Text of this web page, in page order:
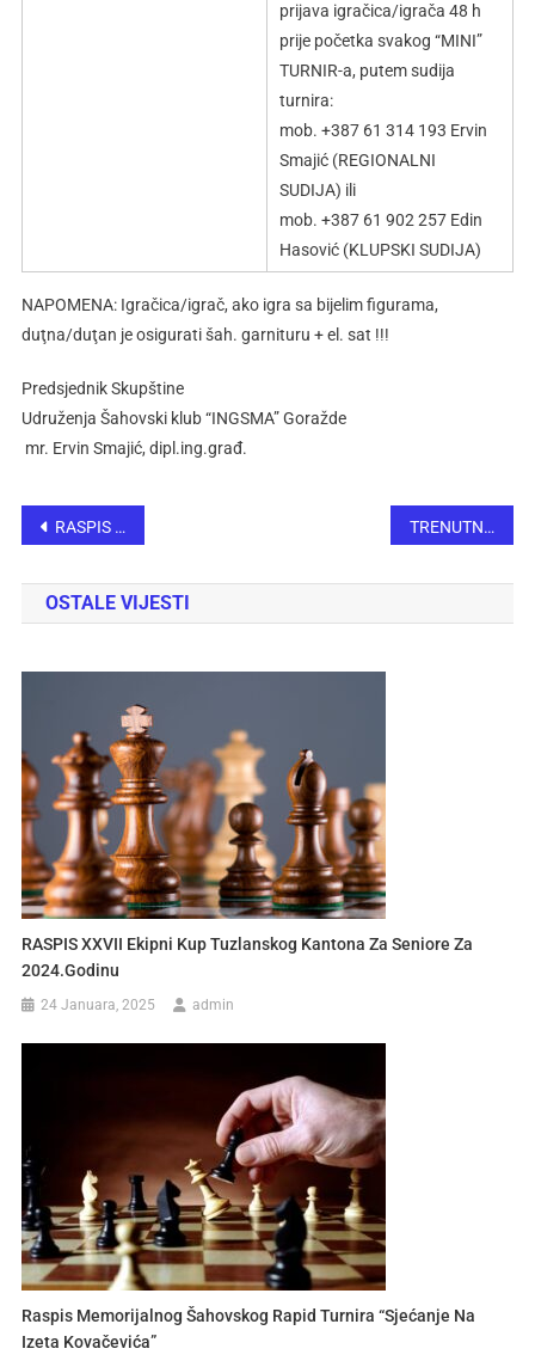
prijava igračica/igrača 48 h
prije početka svakog “MINI”
TURNIR-a, putem sudija
turnira:
mob. +387 61 314 193 Ervin
Smajić (REGIONALNI
SUDIJA) ili
mob. +387 61 902 257 Edin
Hasović (KLUPSKI SUDIJA)
NAPOMENA: Igračica/igrač, ako igra sa bijelim figurama,
duţna/duţan je osigurati šah. garnituru + el. sat !!!
Predsjednik Skupštine
Udruženja Šahovski klub “INGSMA” Goražde
mr. Ervin Smajić, dipl.ing.građ.
RASPIS 1. AMATERSKI BLITZ TURNIR U ŠAHU – INGSMA 2024 TRENUTNI POREDAK 1. GRAND PRIX SERIJE “MINI” TURNIRA U ŠAHU – INGSMA 2024, POSLIJE ODIGRANOG 2. “MINI” TURNIRA (04.05.2024. godine)
OSTALE VIJESTI
RASPIS XXVII Ekipni Kup Tuzlanskog Kantona Za Seniore Za
2024.godinu
24 Januara, 2025 admin
Raspis Memorijalnog Šahovskog Rapid Turnira “Sjećanje Na
Izeta Kovačevića”